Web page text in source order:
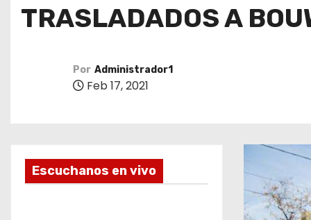
TRASLADADOS A
Por Administrador1
Feb 17, 2021
Escuchanos en vivo